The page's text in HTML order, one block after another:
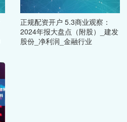
正规配资开户 5.3商业观察：
2024年报大盘点（附股）_建发
股份_净利润_金融行业